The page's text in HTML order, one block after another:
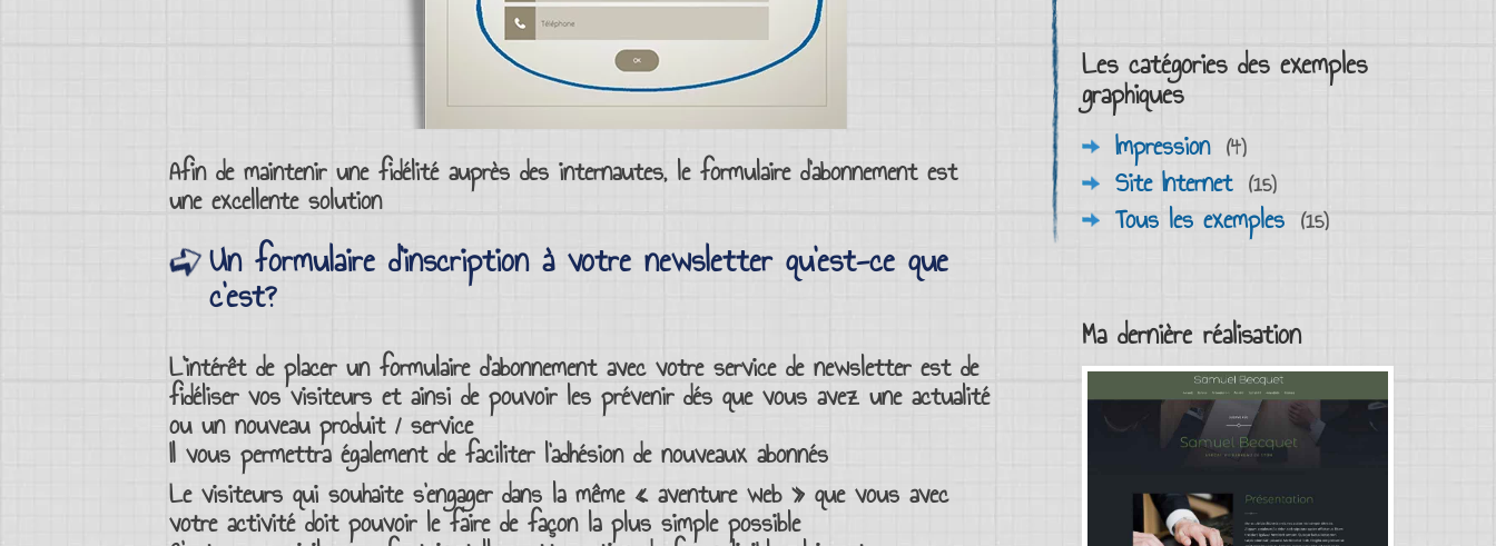
Afin de maintenir une fidélitéauprès des internautes, le formulaire d’abonnementest
une excellente solution
Un formulaire d’inscription à votre newsletter qu’est-ce que
c’est?
L’intérêt de placer un formulaire d’abonnement avec votre service de newsletterest de
fidéliser vos visiteurs et ainsi de pouvoir les prévenir dés que vous avez une actualité
ou un nouveau produit/ service
Il vous permettra également de faciliter l’adhésionde nouveaux abonnés
Le visiteurs qui souhaite s’engagerdans la même « aventure web» que vous avec
votre activité doit pouvoir le faire de façon la plus simple possible
Les catégories des exemples
graphiques
Impression (4)
Site Internet (15)
Tous les exemples (15)
Ma dernière réalisation